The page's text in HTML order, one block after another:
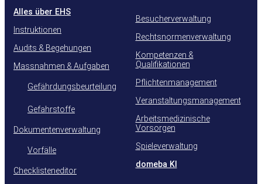
Alles über EHS
Instruktionen
Audits & Begehungen
Massnahmen & Aufgaben
Gefährdungsbeurteilung
Gefahrstoffe
Dokumentenverwaltung
Vorfälle
Checklisteneditor
Besucherverwaltung
Rechtsnormenverwaltung
Kompetenzen &
Qualifikationen
Pflichtenmanagement
Veranstaltungsmanagement
Arbeitsmedizinische
Vorsorgen
Spieleverwaltung
domeba KI